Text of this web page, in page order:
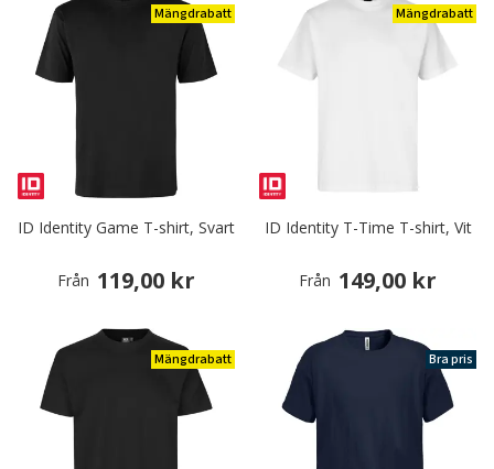
Mängdrabatt
ID Identity Game T-shirt, Svart
Från 119,00 kr
Mängdrabatt
ID Identity T-Time T-shirt, Vit
Från 149,00 kr
Mängdrabatt Bra pris